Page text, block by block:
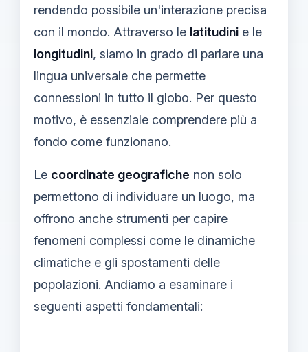
rendendo possibile un'interazione precisa
con il mondo. Attraverso le latitudini e le
longitudini, siamo in grado di parlare una
lingua universale che permette
connessioni in tutto il globo. Per questo
motivo, è essenziale comprendere più a
fondo come funzionano.
Le coordinate geografiche non solo
permettono di individuare un luogo, ma
offrono anche strumenti per capire
fenomeni complessi come le dinamiche
climatiche e gli spostamenti delle
popolazioni. Andiamo a esaminare i
seguenti aspetti fondamentali: